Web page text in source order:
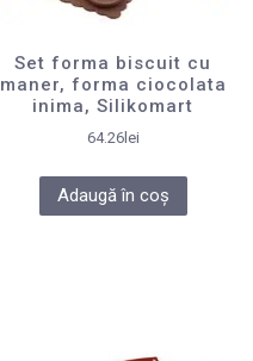
Set forma biscuit cu
maner, forma ciocolata
inima, Silikomart
64.26lei
Adaugă în coș